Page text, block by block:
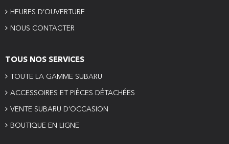
HEURES D’OUVERTURE
NOUS CONTACTER
TOUS NOS SERVICES
TOUTE LA GAMME SUBARU
ACCESSOIRES ET PIÈCES DÉTACHÉES
VENTE SUBARU D’OCCASION
BOUTIQUE EN LIGNE